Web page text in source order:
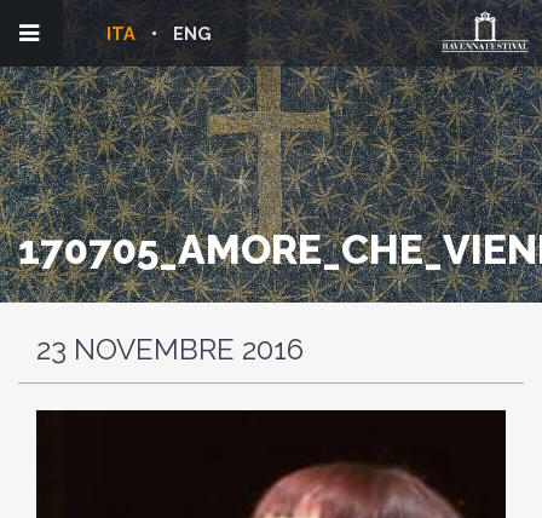
ENG
ITA
23 NOVEMBRE 2016